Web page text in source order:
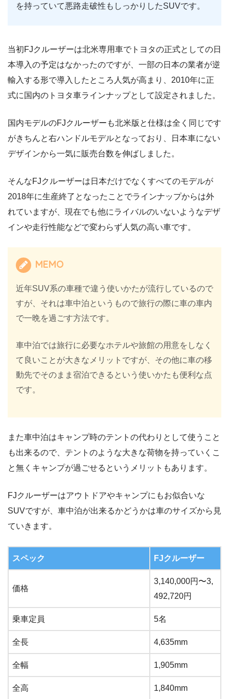
を持っていて悪路走破性もしっかりしたSUVです。
当初FJクルーザーは北米専用車でトヨタの正式としての日
本導入の予定はなかったのですが、一部の日本の業者が逆
輸入する形で導入したところ人気が高まり、2010年に正
式に国内のトヨタ車ラインナップとして設定されました。
国内モデルのFJクルーザーも北米版と仕様は全く同じです
がきちんと右ハンドルモデルとなっており、日本車にない
デザインから一気に販売台数を伸ばしました。
そんなFJクルーザーは日本だけでなくすべてのモデルが
2018年に生産終了となったことでラインナップからは外
れていますが、現在でも他にライバルのいないようなデザ
インや走行性能などで変わらず人気の高い車です。
MEMO
近年SUV系の車種で違う使いかたが流行しているので
すが、それは車中泊というもので旅行の際に車の車内
で一晩を過ごす方法です。
車中泊では旅行に必要なホテルや旅館の用意をしなく
て良いことが大きなメリットですが、その他に車の移
動先でそのまま宿泊できるという使いかたも便利な点
です。
また車中泊はキャンプ時のテントの代わりとして使うこと
も出来るので、テントのような大きな荷物を持っていくこ
と無くキャンプが過ごせるというメリットもあります。
FJクルーザーはアウトドアやキャンプにもお似合いな
SUVですが、車中泊が出来るかどうかは車のサイズから見
ていきます。
スペック FJクルーザー
価格
3,140,000円〜3,
492,720円
乗車定員 5名
全長 4,635mm
全幅 1,905mm
全高 1,840mm